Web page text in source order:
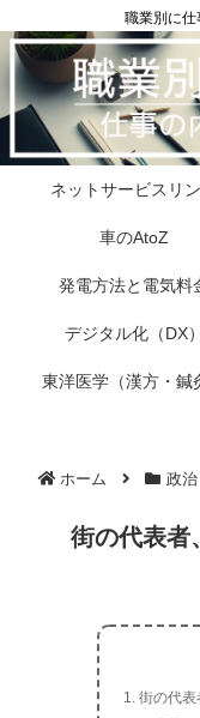
職業別に
ネットサービスリ
車のAtoZ
発電方法と電気料
デジタル化（DX）
東洋医学（漢方・鍼
ホーム 政治
街の代表者
街の代表